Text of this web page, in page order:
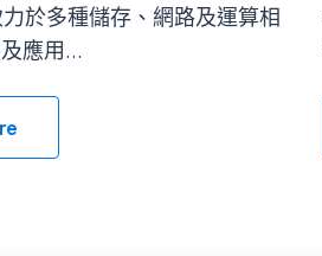
於多種儲存、網路及運算相
應用...